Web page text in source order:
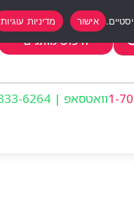
חיפוש מותגים
וואטסאפ | 053-333-6264
אישור מדיניות עוגיות